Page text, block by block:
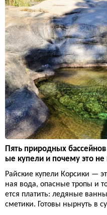
Пять природных
ые купели и почему это
Райские купели Корсики —
ная вода, опасные тропы и
ется платить: ледяные
сметики. Готовы нырнуть в